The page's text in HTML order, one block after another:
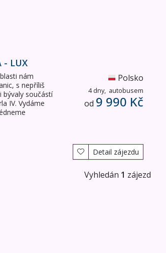
- LUX
nám
s nepříliš
bývaly součástí
IV. Vydáme
Polsko
4 dny, autobusem
od 9 990 Kč
Detail zájezdu
Vyhledán 1 zájezd